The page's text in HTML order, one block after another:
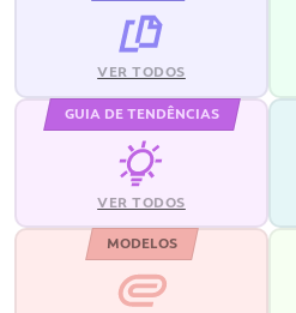
VER TODOS
GUIA DE TENDÊNCIAS
VER TODOS
MODELOS